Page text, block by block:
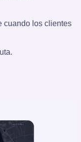
cuando los clientes